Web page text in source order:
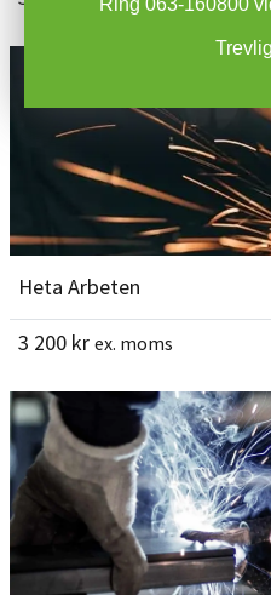
Heta Arbeten
3 200 kr ex. moms
Ring 063-160800